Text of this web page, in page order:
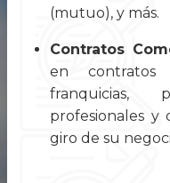
(mutuo), y más.
Contratos
en contratos
franquicias,
profesionales y
giro de su